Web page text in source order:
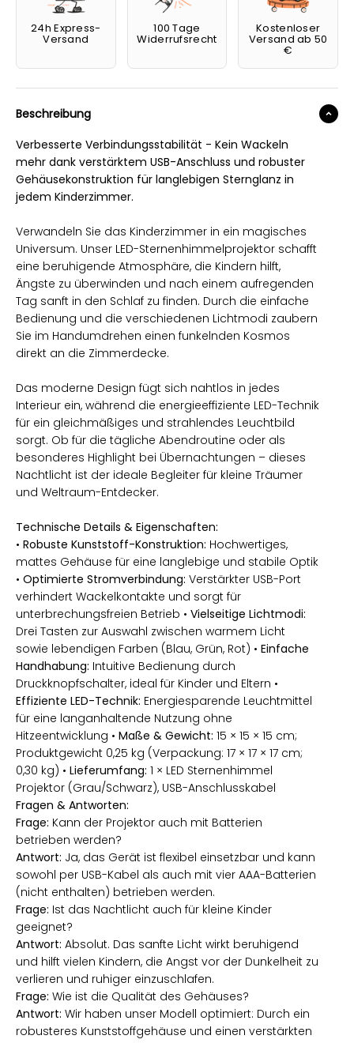
24h Express-
Versand
100 Tage
Widerrufsrecht
Kostenloser
Versand ab 50
€
Beschreibung
Verbesserte Verbindungsstabilität - Kein Wackeln
mehr dank verstärktem USB-Anschluss und robuster
Gehäusekonstruktion für langlebigen Sternglanz in
jedem Kinderzimmer.
Verwandeln Sie das Kinderzimmer in ein magisches
Universum. Unser LED-Sternenhimmelprojektor schafft
eine beruhigende Atmosphäre, die Kindern hilft,
Ängste zu überwinden und nach einem aufregenden
Tag sanft in den Schlaf zu finden. Durch die einfache
Bedienung und die verschiedenen Lichtmodi zaubern
Sie im Handumdrehen einen funkelnden Kosmos
direkt an die Zimmerdecke.
Das moderne Design fügt sich nahtlos in jedes
Interieur ein, während die energieeffiziente LED-Technik
für ein gleichmäßiges und strahlendes Leuchtbild
sorgt. Ob für die tägliche Abendroutine oder als
besonderes Highlight bei Übernachtungen – dieses
Nachtlicht ist der ideale Begleiter für kleine Träumer
und Weltraum-Entdecker.
Technische Details & Eigenschaften:
• Robuste Kunststoff-Konstruktion: Hochwertiges,
mattes Gehäuse für eine langlebige und stabile Optik
• Optimierte Stromverbindung: Verstärkter USB-Port
verhindert Wackelkontakte und sorgt für
unterbrechungsfreien Betrieb • Vielseitige Lichtmodi:
Drei Tasten zur Auswahl zwischen warmem Licht
sowie lebendigen Farben (Blau, Grün, Rot) • Einfache
Handhabung: Intuitive Bedienung durch
Druckknopfschalter, ideal für Kinder und Eltern •
Effiziente LED-Technik: Energiesparende Leuchtmittel
für eine langanhaltende Nutzung ohne
Hitzeentwicklung • Maße & Gewicht: 15 × 15 × 15 cm;
Produktgewicht 0,25 kg (Verpackung: 17 × 17 × 17 cm;
0,30 kg) • Lieferumfang: 1 × LED Sternenhimmel
Projektor (Grau/Schwarz), USB-Anschlusskabel
Fragen & Antworten:
Frage: Kann der Projektor auch mit Batterien
betrieben werden?
Antwort: Ja, das Gerät ist flexibel einsetzbar und kann
sowohl per USB-Kabel als auch mit vier AAA-Batterien
(nicht enthalten) betrieben werden.
Frage: Ist das Nachtlicht auch für kleine Kinder
geeignet?
Antwort: Absolut. Das sanfte Licht wirkt beruhigend
und hilft vielen Kindern, die Angst vor der Dunkelheit zu
verlieren und ruhiger einzuschlafen.
Frage: Wie ist die Qualität des Gehäuses?
Antwort: Wir haben unser Modell optimiert: Durch ein
robusteres Kunststoffgehäuse und einen verstärkten